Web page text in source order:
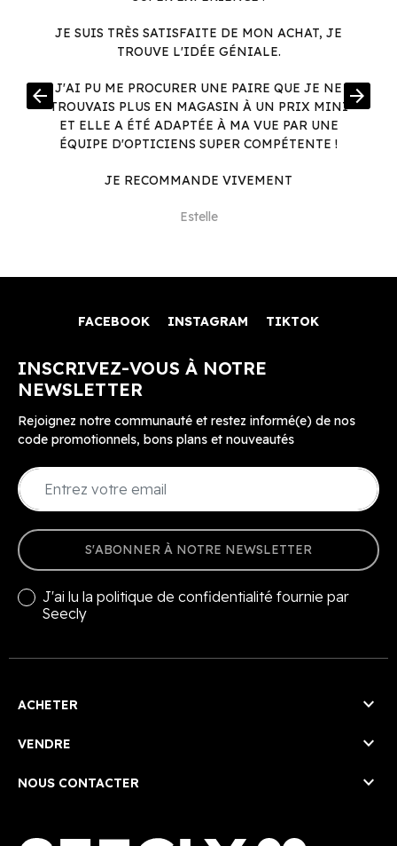
JE SUIS TRÈS SATISFAITE DE MON ACHAT, JE
TROUVE L'IDÉE GÉNIALE.
J'AI PU ME PROCURER UNE PAIRE QUE JE NE
TROUVAIS PLUS EN MAGASIN À UN PRIX MINI
ET ELLE A ÉTÉ ADAPTÉE À MA VUE PAR UNE
ÉQUIPE D'OPTICIENS SUPER COMPÉTENTE !
JE RECOMMANDE VIVEMENT
Estelle
arrow_back arrow_forward
FACEBOOK INSTAGRAM TIKTOK
INSCRIVEZ-VOUS À NOTRE
NEWSLETTER
Rejoignez notre communauté et restez informé(e) de nos
code promotionnels, bons plans et nouveautés
S'ABONNER À NOTRE NEWSLETTER
J'ai lu la politique de confidentialité fournie par
Seecly
ACHETER 
VENDRE 
NOUS CONTACTER 